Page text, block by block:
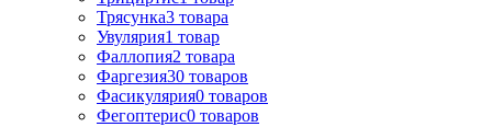
Трясунка3 товара
Увулярия1 товар
Фаллопия2 товара
Фаргезия30 товаров
Фасикулярия0 товаров
Фегоптерис0 товаров